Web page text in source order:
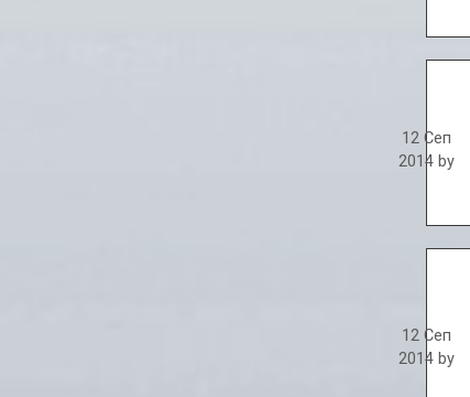
12 Сеп
2014 by
12 Сеп
2014 by